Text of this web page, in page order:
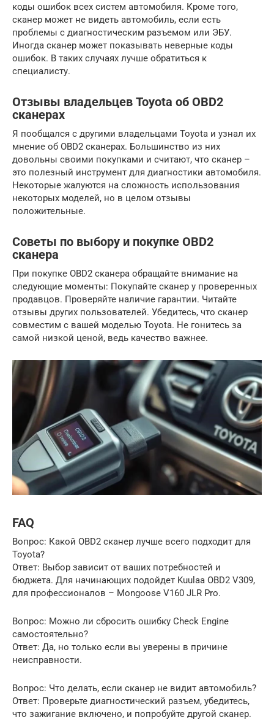
коды ошибок всех систем автомобиля. Кроме того,
сканер может не видеть автомобиль, если есть
проблемы с диагностическим разъемом или ЭБУ.
Иногда сканер может показывать неверные коды
ошибок. В таких случаях лучше обратиться к
специалисту.
Отзывы владельцев Toyota об OBD2
сканерах
Я пообщался с другими владельцами Toyota и узнал их
мнение об OBD2 сканерах. Большинство из них
довольны своими покупками и считают, что сканер –
это полезный инструмент для диагностики автомобиля.
Некоторые жалуются на сложность использования
некоторых моделей, но в целом отзывы
положительные.
Советы по выбору и покупке OBD2
сканера
При покупке OBD2 сканера обращайте внимание на
следующие моменты: Покупайте сканер у проверенных
продавцов. Проверяйте наличие гарантии. Читайте
отзывы других пользователей. Убедитесь, что сканер
совместим с вашей моделью Toyota. Не гонитесь за
самой низкой ценой, ведь качество важнее.
FAQ
Вопрос: Какой OBD2 сканер лучше всего подходит для
Toyota?
Ответ: Выбор зависит от ваших потребностей и
бюджета. Для начинающих подойдет Kuulaa OBD2 V309,
для профессионалов – Mongoose V160 JLR Pro.
Вопрос: Можно ли сбросить ошибку Check Engine
самостоятельно?
Ответ: Да, но только если вы уверены в причине
неисправности.
Вопрос: Что делать, если сканер не видит автомобиль?
Ответ: Проверьте диагностический разъем, убедитесь,
что зажигание включено, и попробуйте другой сканер.